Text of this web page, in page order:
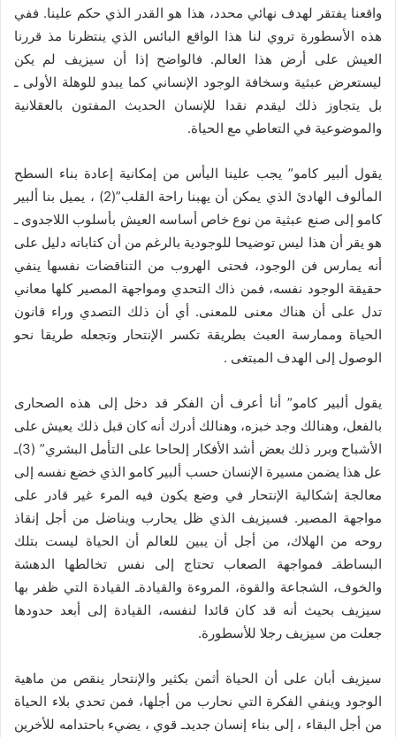
واقعنا يفتقر لهدف نهائي محدد، هذا هو القدر الذي حكم علينا. ففي
هذه الأسطورة تروي لنا هذا الواقع البائس الذي ينتظرنا مذ قررنا
العيش على أرض هذا العالم. فالواضح إذا أن سيزيف لم يكن
ليستعرض عبثية وسخافة الوجود الإنساني كما يبدو للوهلة الأولى ـ
بل يتجاوز ذلك ليقدم نقدا للإنسان الحديث المفتون بالعقلانية
والموضوعية في التعاطي مع الحياة.
يقول ألبير كامو” يجب علينا اليأس من إمكانية إعادة بناء السطح
المألوف الهادئ الذي يمكن أن يهبنا راحة القلب”(2) ، يميل بنا ألبير
كامو إلى صنع عبثية من نوع خاص أساسه العيش بأسلوب اللاجدوى ـ
هو يقر أن هذا ليس توضيحا للوجودية بالرغم من أن كتاباته دليل على
أنه يمارس فن الوجود، فحتى الهروب من التناقضات نفسها ينفي
حقيقة الوجود نفسه، فمن ذاك التحدي ومواجهة المصير كلها معاني
تدل على أن هناك معنى للمعنى. أي أن ذلك التصدي وراء قانون
الحياة وممارسة العبث بطريقة تكسر الإنتحار وتجعله طريقا نحو
الوصول إلى الهدف المبتغى .
يقول ألبير كامو” أنا أعرف أن الفكر قد دخل إلى هذه الصحارى
بالفعل، وهنالك وجد خبزه، وهنالك أدرك أنه كان قبل ذلك يعيش على
الأشباح وبرر ذلك بعض أشد الأفكار إلحاحا على التأمل البشري” (3)ـ
عل هذا يضمن مسيرة الإنسان حسب ألبير كامو الذي خضع نفسه إلى
معالجة إشكالية الإنتحار في وضع يكون فيه المرء غير قادر على
مواجهة المصير. فسيزيف الذي ظل يحارب ويناضل من أجل إنقاذ
روحه من الهلاك، من أجل أن يبين للعالم أن الحياة ليست بتلك
البساطةـ فمواجهة الصعاب تحتاج إلى نفس تخالطها الدهشة
والخوف، الشجاعة والقوة، المروءة والقيادةـ القيادة التي ظفر بها
سيزيف بحيث أنه قد كان قائدا لنفسه، القيادة إلى أبعد حدودها
جعلت من سيزيف رجلا للأسطورة.
سيزيف أبان على أن الحياة أثمن بكثير والإنتحار ينقص من ماهية
الوجود وينفي الفكرة التي نحارب من أجلها، فمن تحدي بلاء الحياة
من أجل البقاء ، إلى بناء إنسان جديدـ قوي ، يضيء باحتدامه للأخرين